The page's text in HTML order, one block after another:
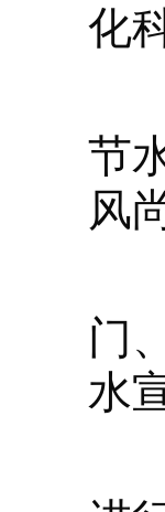
化
节
风
门
水